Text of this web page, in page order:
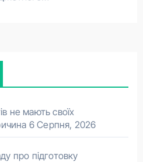
не мають своїх
6 Серпня, 2026
про підготовку